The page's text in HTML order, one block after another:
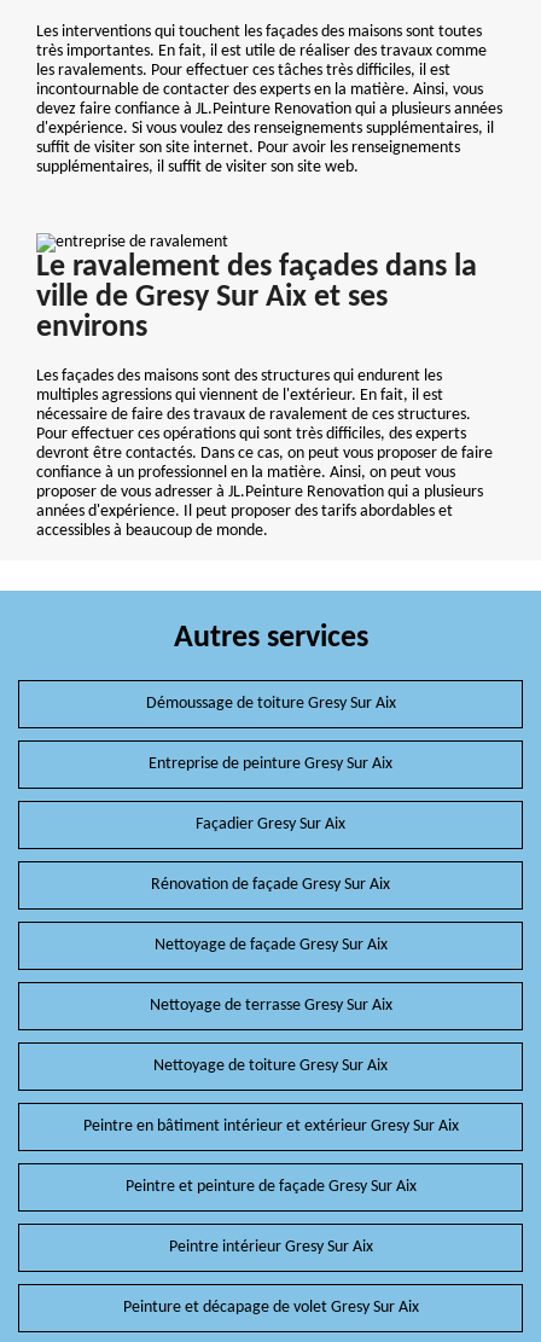
Les interventions qui touchent les façades des maisons sont toutes
très importantes. En fait, il est utile de réaliser des travaux comme
les ravalements. Pour effectuer ces tâches très difficiles, il est
incontournable de contacter des experts en la matière. Ainsi, vous
devez faire confiance à JL.Peinture Renovation qui a plusieurs années
d'expérience. Si vous voulez des renseignements supplémentaires, il
suffit de visiter son site internet. Pour avoir les renseignements
supplémentaires, il suffit de visiter son site web.
Le ravalement des façades dans la
ville de Gresy Sur Aix et ses
environs
Les façades des maisons sont des structures qui endurent les
multiples agressions qui viennent de l'extérieur. En fait, il est
nécessaire de faire des travaux de ravalement de ces structures.
Pour effectuer ces opérations qui sont très difficiles, des experts
devront être contactés. Dans ce cas, on peut vous proposer de faire
confiance à un professionnel en la matière. Ainsi, on peut vous
proposer de vous adresser à JL.Peinture Renovation qui a plusieurs
années d'expérience. Il peut proposer des tarifs abordables et
accessibles à beaucoup de monde.
Autres services
Démoussage de toiture Gresy Sur Aix
Entreprise de peinture Gresy Sur Aix
Façadier Gresy Sur Aix
Rénovation de façade Gresy Sur Aix
Nettoyage de façade Gresy Sur Aix
Nettoyage de terrasse Gresy Sur Aix
Nettoyage de toiture Gresy Sur Aix
Peintre en bâtiment intérieur et extérieur Gresy Sur Aix
Peintre et peinture de façade Gresy Sur Aix
Peintre intérieur Gresy Sur Aix
Peinture et décapage de volet Gresy Sur Aix